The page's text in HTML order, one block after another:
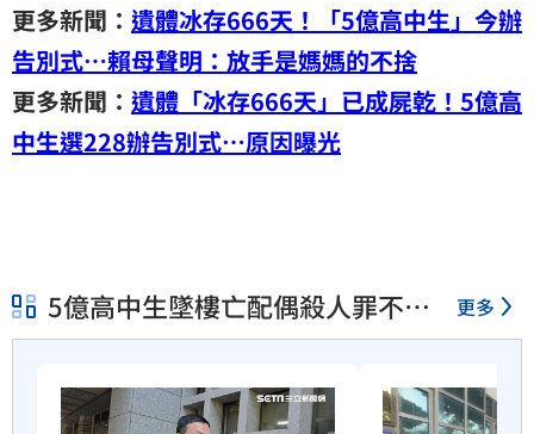
更多新聞： 遺體冰存666天！「5億高中生」今辦
告別式…賴母聲明：放手是媽媽的不捨
更多新聞： 遺體「冰存666天」已成屍乾！5億高
中生選228辦告別式…原因曝光
5億高中生墜樓亡配偶殺人罪不起
訴
更多